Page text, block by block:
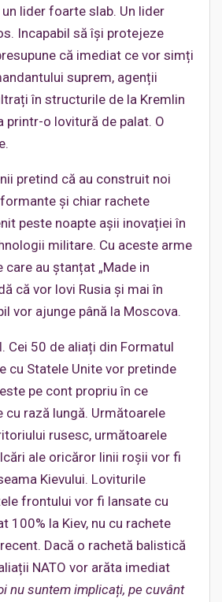
lider foarte slab. Un lider
Incapabil să își protejeze
că imediat ce vor simți
suprem, agenții
în structurile de la Kremlin
printr-o lovitură de palat. O
pretind că au construit noi
și chiar rachete
peste noapte așii inovației în
militare. Cu aceste arme
au ștanțat „Made in
că vor lovi Rusia și mai în
vor ajunge până la Moscova.
Cei 50 de aliați din Formatul
cu Statele Unite vor pretinde
pe cont propriu în ce
cu rază lungă. Următoarele
rusesc, următoarele
ale oricăror linii roșii vor fi
Kievului. Loviturile
frontului vor fi lansate cu
100% la Kiev, nu cu rachete
Dacă o rachetă balistică
NATO vor arăta imediat
nu suntem implicați, pe cuvânt